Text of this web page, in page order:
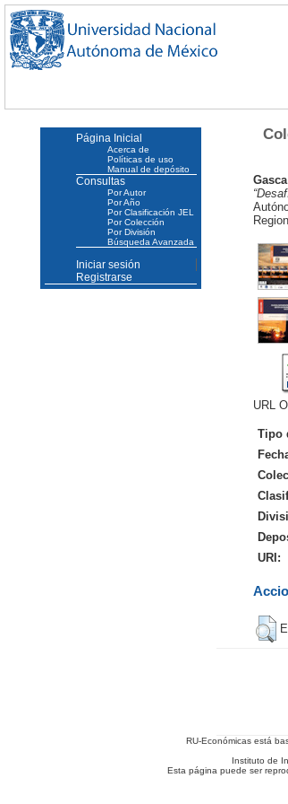
URL
Tipo
URI:
Página Inicial
Acerca de
Políticas de uso
Manual de depósito
Consultas
Por Autor
Por Año
Por Clasificación JEL
Por Colección
Por División
Búsqueda Avanzada
Iniciar sesión
Registrarse
RU-Económicas está
Instituto de
Esta página puede ser